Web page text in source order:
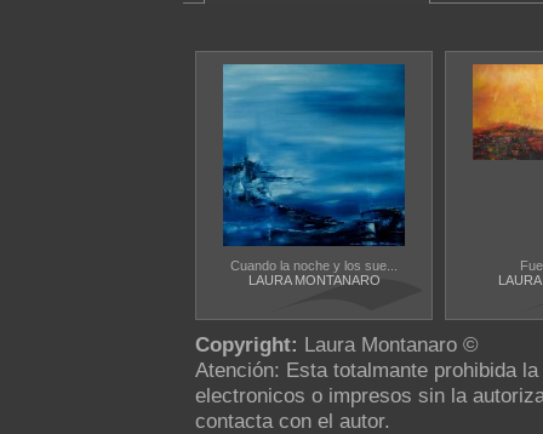
Cuando la noche y los sue...
LAURA MONTANARO
Copyright: Laura Montanaro ©
Atención: Esta totalmante prohibida
electronicos o impresos sin la
contacta con el autor.